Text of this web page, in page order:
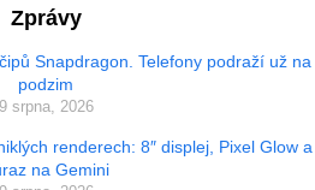
Zprávy
Snapdragon. Telefony podraží už na
podzim
9 srpna, 2026
renderech: 8″ displej, Pixel Glow a
na Gemini